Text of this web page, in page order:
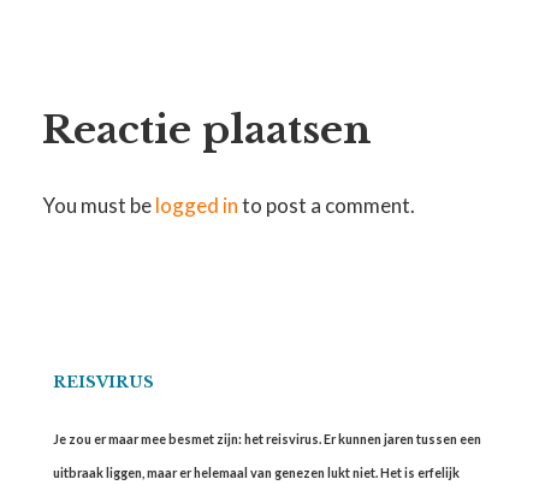
Reactie plaatsen
You must belogged into post a comment.
REISVIRUS
Je zou er maar mee besmet zijn: het reisvirus. Er kunnen jaren tussen een
uitbraak liggen, maar er helemaal van genezen lukt niet. Het is erfelijk